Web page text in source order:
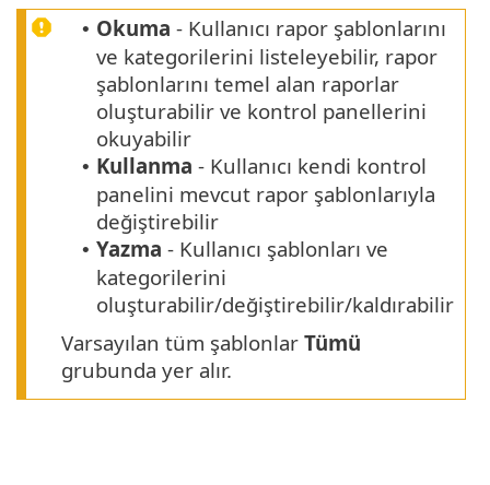
• Okuma - Kullanıcı rapor şablonlarını
ve kategorilerini listeleyebilir, rapor
şablonlarını temel alan raporlar
oluşturabilir ve kontrol panellerini
okuyabilir
• Kullanma - Kullanıcı kendi kontrol
panelini mevcut rapor şablonlarıyla
değiştirebilir
• Yazma - Kullanıcı şablonları ve
kategorilerini
oluşturabilir/değiştirebilir/kaldırabilir
Varsayılan tüm şablonlar Tümü
grubunda yer alır.